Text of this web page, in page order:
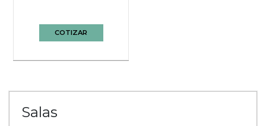
COTIZAR
Salas